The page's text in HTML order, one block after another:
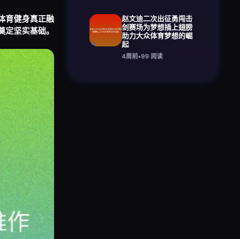
育健身真正融
坚实基础。
赵文迪二次出征勇闯击
剑赛场为梦想插上翅膀
助力大众体育梦想的崛
起
4周前•99 阅读